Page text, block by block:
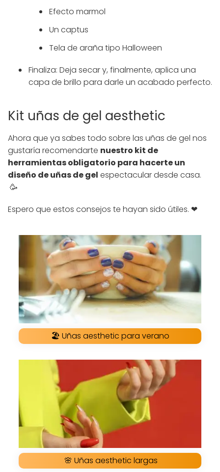
Efecto marmol
Un captus
Tela de araña tipo Halloween
Finaliza: Deja secar y, finalmente, aplica una
capa de brillo para darle un acabado perfecto.
Kit uñas de gel aesthetic
Ahora que ya sabes todo sobre las uñas de gel nos
gustaría recomendarte nuestro kit de
herramientas obligatorio para hacerte un
diseño de uñas de gel espectacular desde casa.
🥳
Espero que estos consejos te hayan sido útiles. ❤
🏖 Uñas aesthetic para verano
🌸 Uñas aesthetic largas